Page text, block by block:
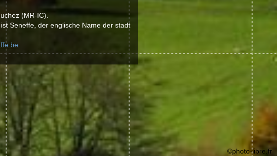
(MR-IC).
Seneffe, der englische Name der stadt
©photo-libre.fr